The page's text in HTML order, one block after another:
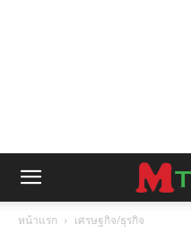
หน้าแรก เศรษฐกิจ/ธุรกิจ